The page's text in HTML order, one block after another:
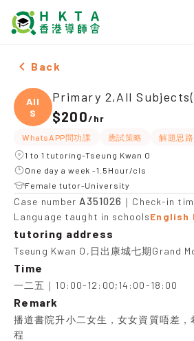
Female Primary 2,All Subjects(
Back
All
S
Primary 2,All
$200/hr
WhatsAPP問功課 應試策略 解題思路
1 to 1 tutoring-Tseung Kwan O
One day a week -1.5Hour/cls
Female tutor-University
Case number A351026 ｜Check-in
Language taught in schoolsEnglish
tutoring address
Tseung Kwan O,日出康城七期Grand
Time
一二五｜10:00-12:00;14:00-18:00
Remark
播道書院升小二女生，女女資質唔差，
程